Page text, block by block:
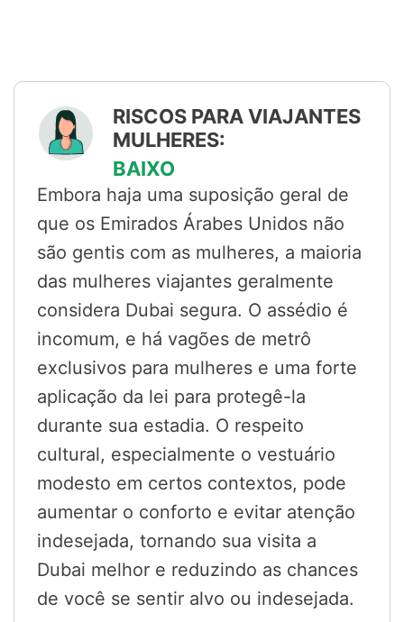
RISCOS PARA VIAJANTES
MULHERES:
BAIXO
Embora haja uma suposição geral de
que os Emirados Árabes Unidos não
são gentis com as mulheres, a maioria
das mulheres viajantes geralmente
considera Dubai segura. O assédio é
incomum, e há vagões de metrô
exclusivos para mulheres e uma forte
aplicação da lei para protegê-la
durante sua estadia. O respeito
cultural, especialmente o vestuário
modesto em certos contextos, pode
aumentar o conforto e evitar atenção
indesejada, tornando sua visita a
Dubai melhor e reduzindo as chances
de você se sentir alvo ou indesejada.